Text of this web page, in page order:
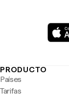
PRODUCTO
Países
Tarifas